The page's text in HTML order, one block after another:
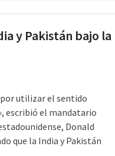
y Pakistán bajo la
por utilizar el sentido
escribió el mandatario
Donald
que la India y Pakistán